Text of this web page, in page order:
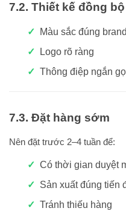
7.2. Thiết kế đồng
Màu sắc đúng brand
Logo rõ ràng
Thông điệp ngắn
7.3. Đặt hàng sớm
Nên đặt trước 2–4 tuần để:
Có thời gian duyệt
Sản xuất đúng tiến
Tránh thiếu hàng